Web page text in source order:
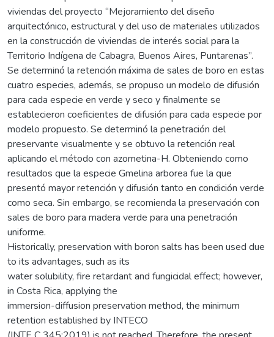
viviendas del proyecto “Mejoramiento del diseño
arquitectónico, estructural y del uso de materiales utilizados
en la construcción de viviendas de interés social para la
Territorio Indígena de Cabagra, Buenos Aires, Puntarenas”.
Se determinó la retención máxima de sales de boro en estas
cuatro especies, además, se propuso un modelo de difusión
para cada especie en verde y seco y finalmente se
establecieron coeficientes de difusión para cada especie por
modelo propuesto. Se determinó la penetración del
preservante visualmente y se obtuvo la retención real
aplicando el método con azometina-H. Obteniendo como
resultados que la especie Gmelina arborea fue la que
presentó mayor retención y difusión tanto en condición verde
como seca. Sin embargo, se recomienda la preservación con
sales de boro para madera verde para una penetración
uniforme.
Historically, preservation with boron salts has been used due
to its advantages, such as its
water solubility, fire retardant and fungicidal effect; however,
in Costa Rica, applying the
immersion-diffusion preservation method, the minimum
retention established by INTECO